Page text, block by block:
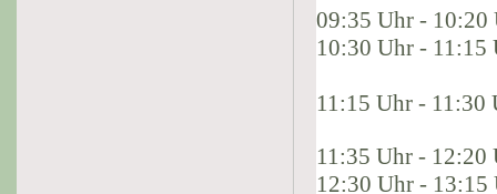
09:35 Uhr -
10:30 Uhr -
11:15 Uhr -
11:35 Uhr -
12:30 Uhr -